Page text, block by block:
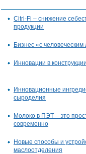
Citri-Fi – снижение
продукции
Бизнес «с
Инновации в
Инновационные
сыроделия
Молоко в ПЭТ – это
современно
Новые способы и
маслоотделения